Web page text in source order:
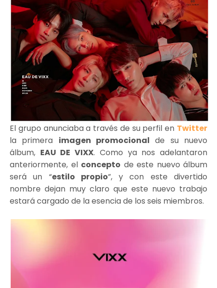
El grupo anunciaba a través de su perfil en Twitter
la primera imagen promocional de su nuevo
álbum, EAU DE VIXX. Como ya nos adelantaron
anteriormente, el concepto de este nuevo álbum
será un “estilo propio”, y con este divertido
nombre dejan muy claro que este nuevo trabajo
estará cargado de la esencia de los seis miembros.